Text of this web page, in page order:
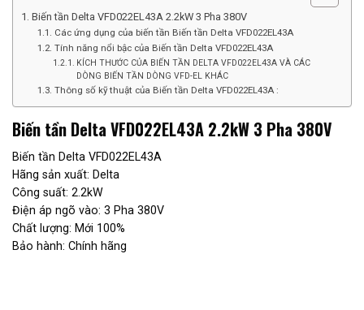
Biến tần Delta VFD022EL43A 2.2kW 3 Pha 380V
Các ứng dụng của biến tần Biến tần Delta VFD022EL43A
Tính năng nổi bậc của Biến tần Delta VFD022EL43A
KÍCH THƯỚC CỦA BIẾN TẦN DELTA VFD022EL43A VÀ CÁC
DÒNG BIẾN TẦN DÒNG VFD-EL KHÁC
Thông số kỹ thuật của Biến tần Delta VFD022EL43A :
Biến tần Delta VFD022EL43A 2.2kW 3 Pha 380V
Biến tần Delta VFD022EL43A
Hãng sản xuất: Delta
Công suất: 2.2kW
Điện áp ngõ vào: 3 Pha 380V
Chất lượng: Mới 100%
Bảo hành: Chính hãng